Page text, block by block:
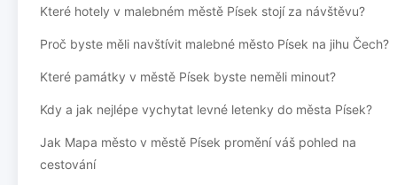
Které hotely v malebném městě Písek stojí za návštěvu?
Proč byste měli navštívit malebné město Písek na jihu Čech?
Které památky v městě Písek byste neměli minout?
Kdy a jak nejlépe vychytat levné letenky do města Písek?
Jak Mapa město v městě Písek promění váš pohled na
cestování